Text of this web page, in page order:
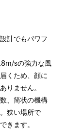
計でもパワフ
sの強力な風
くため、顔に
りません。
、筒状の機構
狭い場所で
きます。